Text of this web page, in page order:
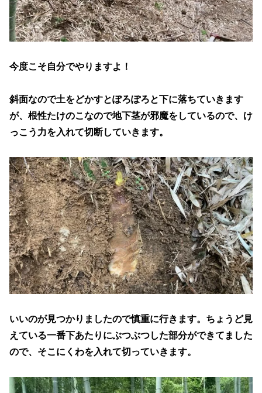
今度こそ自分でやりますよ！
斜面なので土をどかすとぽろぽろと下に落ちていきます
が、根性たけのこなので地下茎が邪魔をしているので、け
っこう力を入れて切断していきます。
いいのが見つかりましたので慎重に行きます。ちょうど見
えている一番下あたりにぶつぶつした部分ができてました
ので、そこにくわを入れて切っていきます。